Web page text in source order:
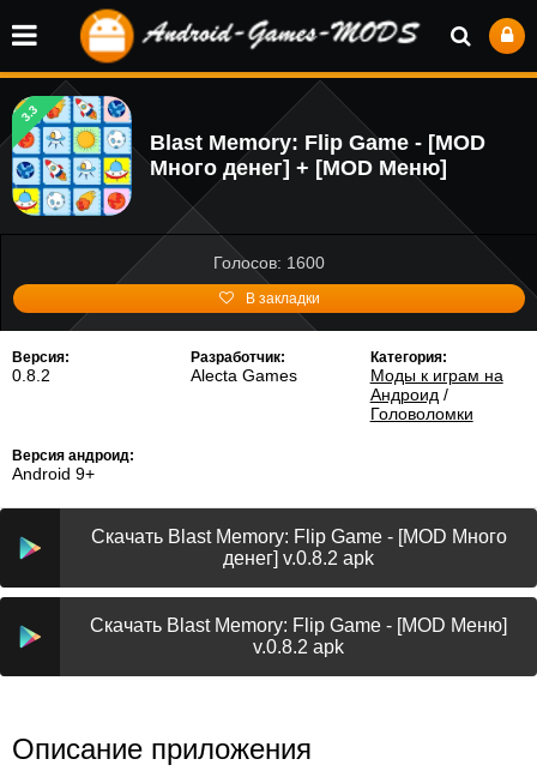
3.3
Blast Memory: Flip Game - [MOD
Много денег] + [MOD Меню]
Голосов: 1600
В закладки
Версия:
0.8.2
Разработчик:
Alecta Games
Категория:
Моды к играм на
Андроид /
Головоломки
Версия андроид:
Android 9+
Скачать Blast Memory: Flip Game - [MOD Много
денег] v.0.8.2 apk
Скачать Blast Memory: Flip Game - [MOD Меню]
v.0.8.2 apk
Описание приложения